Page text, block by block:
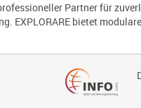
Partner für
EXPLORARE bietet